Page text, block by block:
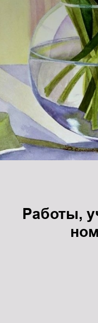
Генерала Смирнова \ 4
+7(925)188-84-09
ОПЛАТА
Работы,